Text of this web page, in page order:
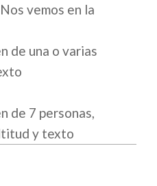
vemos en la